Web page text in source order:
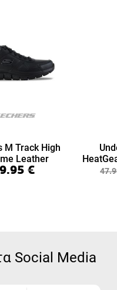
M Track High
Leather
BBK)
€
7/8
Social Media